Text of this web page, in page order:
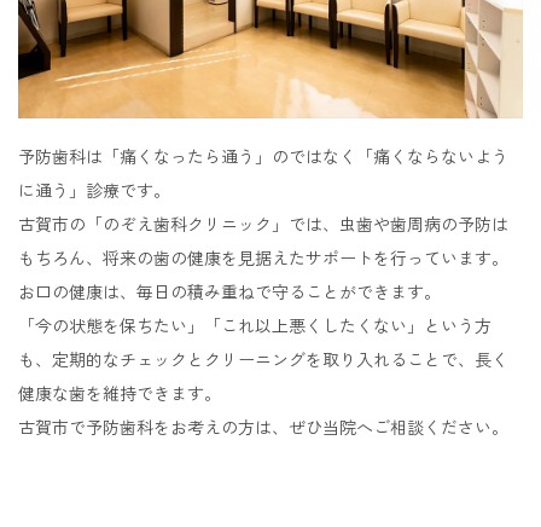
予防歯科は「痛くなったら通う」のではなく「痛くならないよう
に通う」診療です。
古賀市の「のぞえ歯科クリニック」では、虫歯や歯周病の予防は
もちろん、将来の歯の健康を見据えたサポートを行っています。
お口の健康は、毎日の積み重ねで守ることができます。
「今の状態を保ちたい」「これ以上悪くしたくない」という方
も、定期的なチェックとクリーニングを取り入れることで、長く
健康な歯を維持できます。
古賀市で予防歯科をお考えの方は、ぜひ当院へご相談ください。